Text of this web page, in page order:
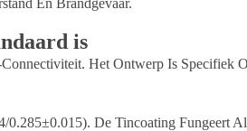
En Brandgevaar.
is
Het Ontwerp Is Specifiek
0.285±0.015). De Tincoating Fungeert